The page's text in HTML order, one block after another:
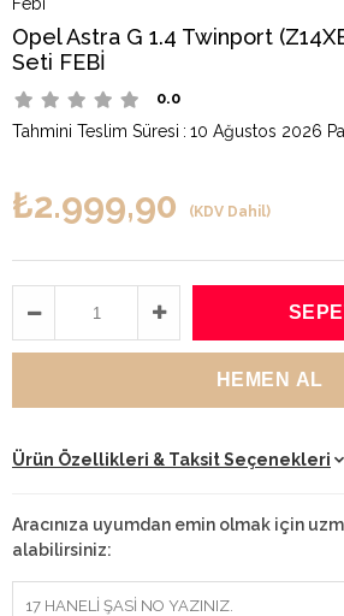
Opel Astra G 1.4 Twinport
Seti FEBİ
0.0
Tahmini Teslim Süresi : 10 Ağustos 2026
₺2.999,90 (KDV Dahil)
Ürün Özellikleri & Taksit Seçenekleri
Aracınıza uyumdan emin olmak için
alabilirsiniz: